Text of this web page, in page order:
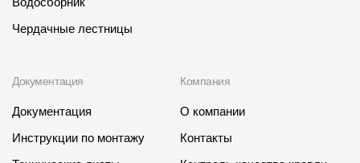
Челябинская область
Чердачные лестницы
Документация
Документация
Инструкции по монтажу
Компания
О компании
Контакты